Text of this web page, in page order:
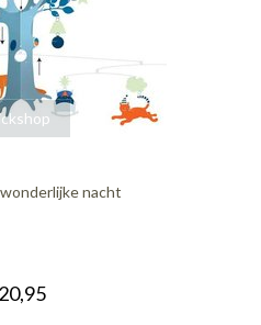
nacht